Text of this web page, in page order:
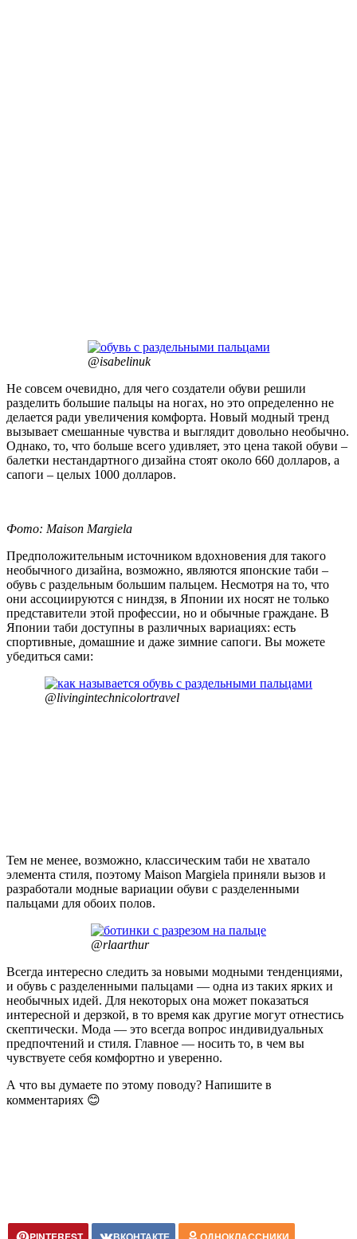
@isabelinuk
Не совсем очевидно, для чего создатели обуви решили
разделить большие пальцы на ногах, но это определенно не
делается ради увеличения комфорта. Новый модный тренд
вызывает смешанные чувства и выглядит довольно необычно.
Однако, то, что больше всего удивляет, это цена такой обуви –
балетки нестандартного дизайна стоят около 660 долларов, а
сапоги – целых 1000 долларов.
Фото: Maison Margiela
Предположительным источником вдохновения для такого
необычного дизайна, возможно, являются японские таби –
обувь с раздельным большим пальцем. Несмотря на то, что
они ассоциируются с ниндзя, в Японии их носят не только
представители этой профессии, но и обычные граждане. В
Японии таби доступны в различных вариациях: есть
спортивные, домашние и даже зимние сапоги. Вы можете
убедиться сами:
@livingintechnicolortravel
Тем не менее, возможно, классическим таби не хватало
элемента стиля, поэтому Maison Margiela приняли вызов и
разработали модные вариации обуви с разделенными
пальцами для обоих полов.
@rlaarthur
Всегда интересно следить за новыми модными тенденциями,
и обувь с разделенными пальцами — одна из таких ярких и
необычных идей. Для некоторых она может показаться
интересной и дерзкой, в то время как другие могут отнестись
скептически. Мода — это всегда вопрос индивидуальных
предпочтений и стиля. Главное — носить то, в чем вы
чувствуете себя комфортно и уверенно.
А что вы думаете по этому поводу? Напишите в
комментариях 😊